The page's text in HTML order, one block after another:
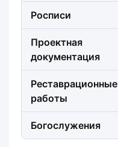
Росписи
Проектная
документация
Реставрационные
работы
Богослужения